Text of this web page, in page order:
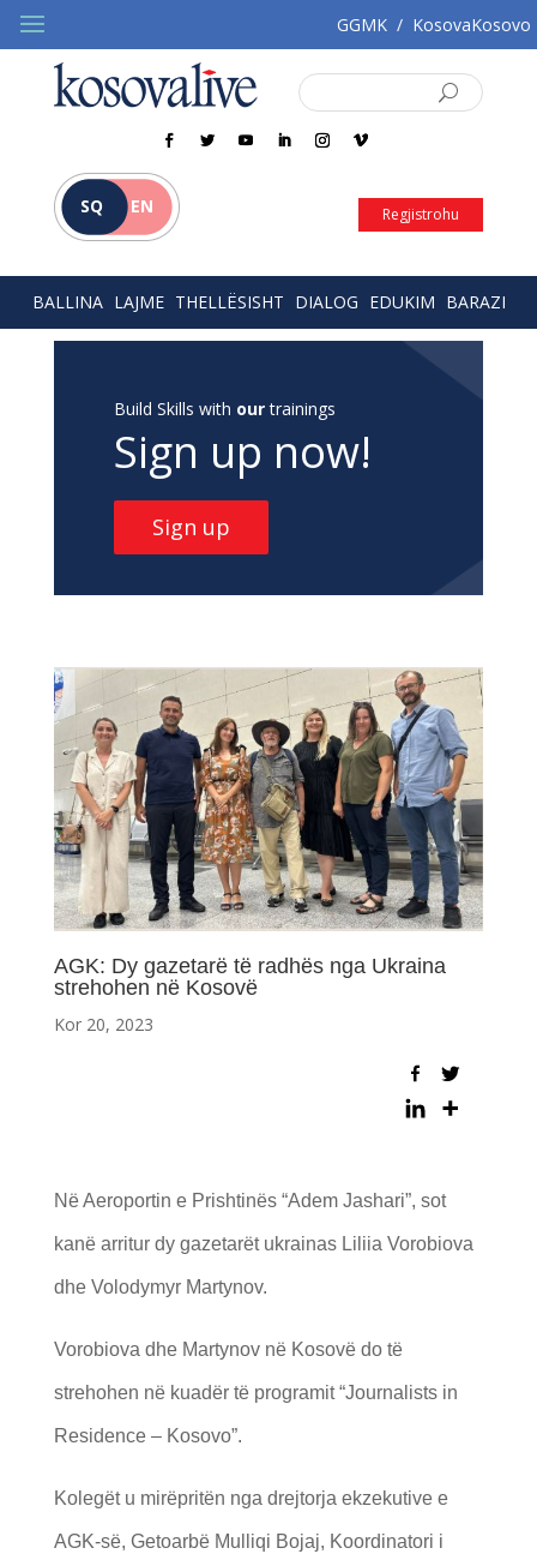
GGMK / KosovaKosovo
SQ EN Regjistrohu
BALLINA LAJME THELLËSISHT DIALOG EDUKIM BARAZI
Build Skills with ourtrainings
Sign up now!
Sign up
AGK: Dy gazetarë të radhës nga Ukraina
strehohen në Kosovë
Kor 20, 2023
Në Aeroportin e Prishtinës “Adem Jashari”, sot
kanë arritur dy gazetarët ukrainas Liliia Vorobiova
dhe Volodymyr Martynov.
Vorobiova dhe Martynov në Kosovë do të
strehohen në kuadër të programit “Journalists in
Residence – Kosovo”.
Kolegët u mirëpritën nga drejtorja ekzekutive e
AGK-së, Getoarbë Mulliqi Bojaj, Koordinatori i